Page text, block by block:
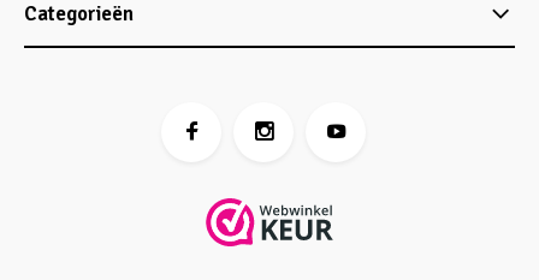
Categorieën